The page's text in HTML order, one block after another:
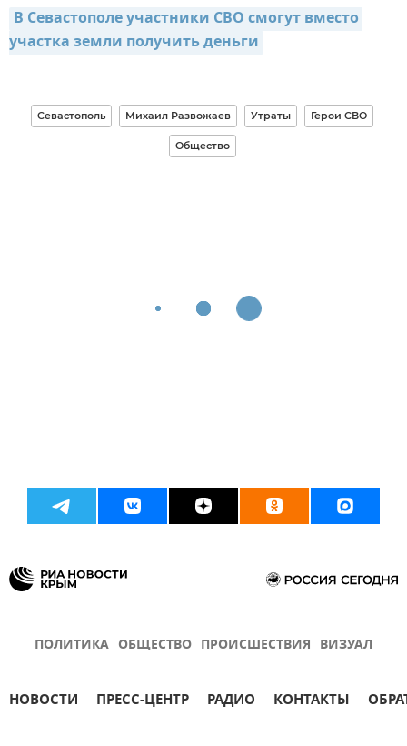
В Севастополе участники СВО смогут вместо
участка земли получить деньги
Севастополь Михаил Развожаев Утраты Герои СВО
Общество
ПОЛИТИКА ОБЩЕСТВО ПРОИСШЕСТВИЯ ВИЗУАЛ
НОВОСТИ ПРЕСС-ЦЕНТР РАДИО КОНТАКТЫ